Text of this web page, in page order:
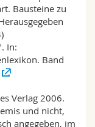
Bausteine zu
In:
Band
Verlag 2006.
und nicht,
angegeben, im